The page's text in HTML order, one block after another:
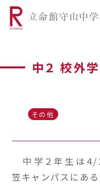
中２ 校外
その他
中学２年生は4/
笠キャンパスにあ